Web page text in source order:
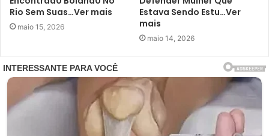
Rio Sem Suas…Ver mais
maio 15, 2026
Estava Sendo Estu…Ver
mais
maio 14, 2026